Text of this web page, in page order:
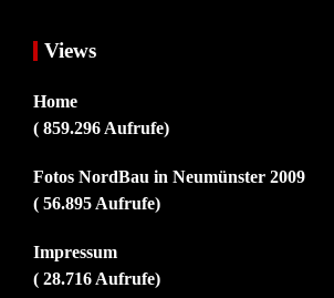
Views
Home
( 859.296 Aufrufe)
Fotos NordBau in Neumünster 2009
( 56.895 Aufrufe)
Impressum
( 28.716 Aufrufe)